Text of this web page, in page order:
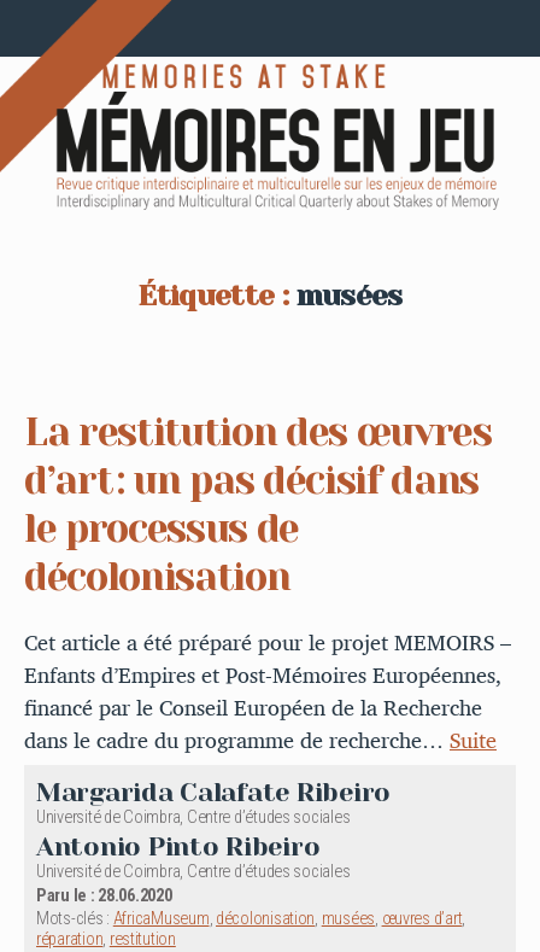
Étiquette : musées
La restitution des œuvres
d’art : un pas décisif dans
le processus de
décolonisation
Cet article a été préparé pour le projet MEMOIRS –
Enfants d’Empires et Post-Mémoires Européennes,
financé par le Conseil Européen de la Recherche
dans le cadre du programme de recherche… Suite
Margarida Calafate Ribeiro
Université de Coimbra, Centre d’études sociales
Antonio Pinto Ribeiro
Université de Coimbra, Centre d’études sociales
Paru le : 28.06.2020
Mots-clés : AfricaMuseum, décolonisation, musées, œuvres d’art,
réparation, restitution